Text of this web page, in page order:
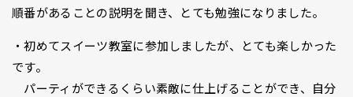
順番があることの説明を聞き、とても勉強になりました。
・初めてスイーツ教室に参加しましたが、とても楽しかった
です。
パーティができるくらい素敵に仕上げることができ、自分